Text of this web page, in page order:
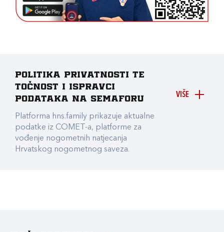
VIŠE
Politika privatnosti te
točnost i ispravci
podataka na Semaforu
Platforma hns.family prikazuje aktualne
podatke iz COMET-a, platforme za
vođenje nogometnih natjecanja
Hrvatskog nogometnog saveza.